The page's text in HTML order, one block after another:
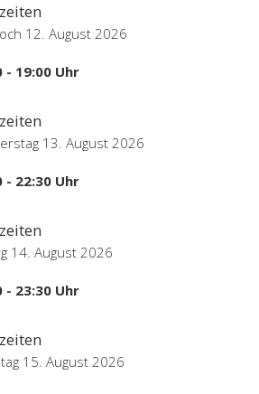
12. August 2026
- 19:00 Uhr
13. August 2026
- 22:30 Uhr
14. August 2026
- 23:30 Uhr
15. August 2026